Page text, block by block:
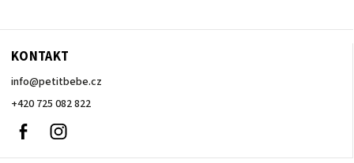
KONTAKT
info@petitbebe.cz
+420 725 082 822
Facebook